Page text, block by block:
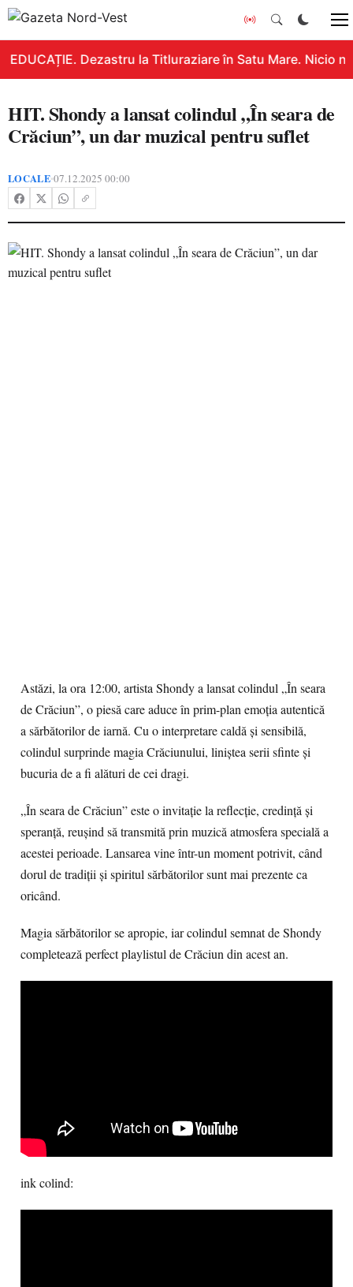
EDUCAȚIE. Dezastru la Titluraziare în Satu Mare. Nicio
HIT. Shondy a lansat colindul „În seara de
Crăciun”, un dar muzical pentru suflet
LOCALE•07.12.2025 00:00
Astăzi, la ora 12:00, artistaShondya lansat colindul„În seara
de Crăciun”, o piesă care aduce în prim-plan emoția autentică
a sărbătorilor de iarnă. Cu o interpretare caldă și sensibilă,
colindul surprinde magia Crăciunului, liniștea serii sfinte și
bucuria de a fi alături de cei dragi.
„În seara de Crăciun” este o invitație la reflecție, credință și
speranță, reușind să transmită prin muzică atmosfera specială a
acestei perioade. Lansarea vine într-un moment potrivit, când
dorul de tradiții și spiritul sărbătorilor sunt mai prezente ca
oricând.
Magia sărbătorilor se apropie, iar colindul semnat de Shondy
completează perfect playlistul de Crăciun din acest an.
ink colind: